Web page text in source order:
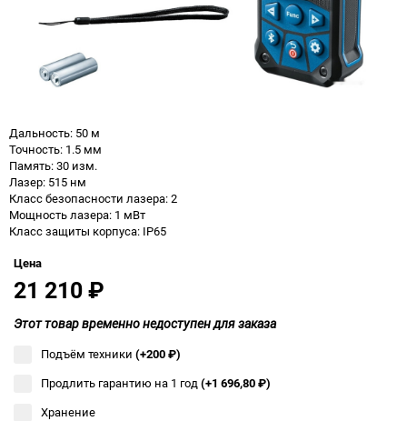
Дальность: 50 м
Точность: 1.5 мм
Память: 30 изм.
Лазер: 515 нм
Класс безопасности лазера: 2
Мощность лазера: 1 мВт
Класс защиты корпуса: IP65
Цена
21 210₽
Этот товар временно недоступен для заказа
Подъём техники (+200₽)
Продлить гарантию на 1 год(+1 696,80₽)
Хранение